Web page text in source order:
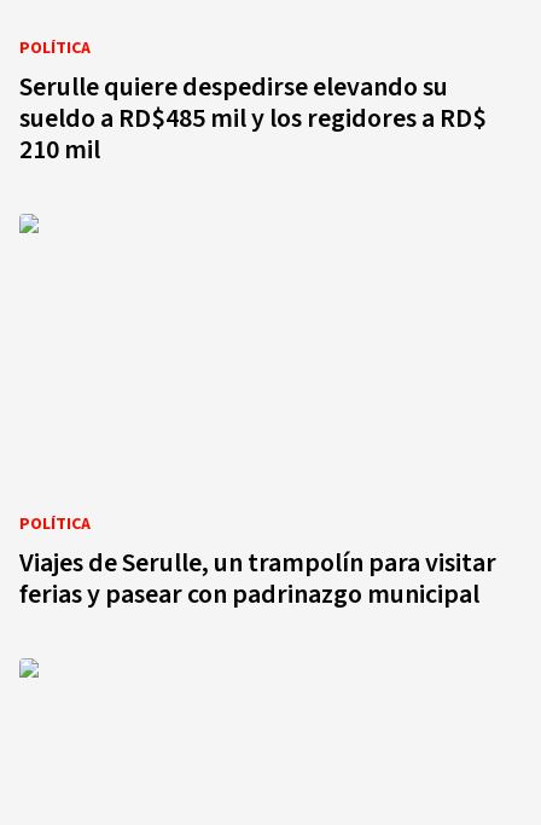
POLÍTICA
Serulle quiere despedirse elevando su
sueldo a RD$485 mil y los regidores a RD$
210 mil
POLÍTICA
Viajes de Serulle, un trampolín para visitar
ferias y pasear con padrinazgo municipal